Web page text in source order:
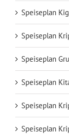
Speiseplan
Speiseplan
Speiseplan
Speiseplan
Speiseplan
Speiseplan